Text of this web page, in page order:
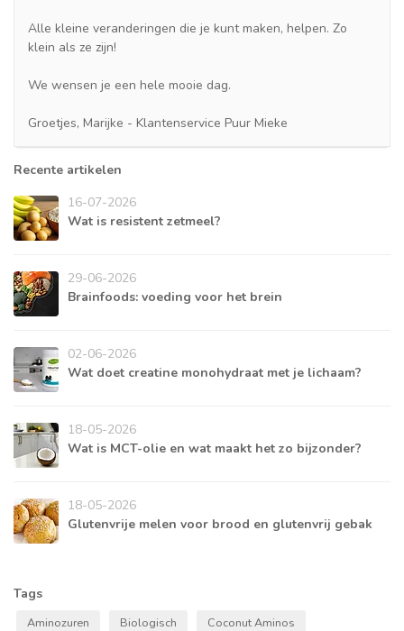
Alle kleine veranderingen die je kunt maken, helpen. Zo
klein als ze zijn!
We wensen je een hele mooie dag.
Groetjes, Marijke - Klantenservice Puur Mieke
Recente artikelen
16-07-2026
Wat is resistent zetmeel?
29-06-2026
Brainfoods: voeding voor het brein
02-06-2026
Wat doet creatine monohydraat met je lichaam?
18-05-2026
Wat is MCT-olie en wat maakt het zo bijzonder?
18-05-2026
Glutenvrije melen voor brood en glutenvrij gebak
Tags
Aminozuren Biologisch
Coconut Aminos